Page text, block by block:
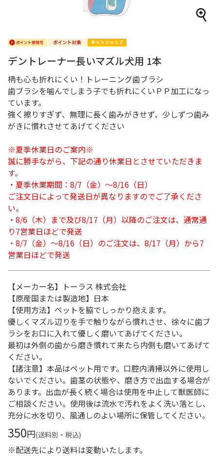
デントレーナー長いマズル犬用 1本
柄も心も折れにくい！トレーニング歯ブラシ
歯ブラシを噛んでしまう子でも折れにくいＰＰ加工になっ
ています。
強く擦りすぎず、無理に長く歯みがきせず、少しずつ歯み
がきに慣れさせてあげてください
※夏季休業日のご案内※
誠に勝手ながら、下記の通り休業日とさせていただきま
す。
・夏季休業期間：8/7（金）～8/16（日）
ご注文日によって発送日が異なりますのでご了承くださ
い。
・8/6（木）まで及び8/17（月）以降のご注文は、通常通
り7営業日ほどで発送
・8/7（金）～8/16（日）のご注文は、8/17（月）から7
営業日ほどで発送
【メーカー名】トーラス 株式会社
【原産国または製造地】日本
【使用方法】ペットを脇でしっかり抱えます。
優しくマズル辺りを手で触りながら慣れさせ、徐々に歯ブ
ラシをお口に入れて優しく磨いてあげてください。
最初は外側の歯から磨き慣れて来たら内側も磨いてあげて
ください。
【諸注意】本品はペット用です。口腔内清掃以外に使用し
ないでください。歯茎の状態や、磨き方で出血する場合が
あります。出血が長く続く場合は使用を中止して獣医師に
ご相談ください。使用後は流水で汚れをよく洗い落とし、
充分に水を切り、風通しのよい場所に保管してください。
350円(送料別・税込)
※配送先により送料は変動いたします。